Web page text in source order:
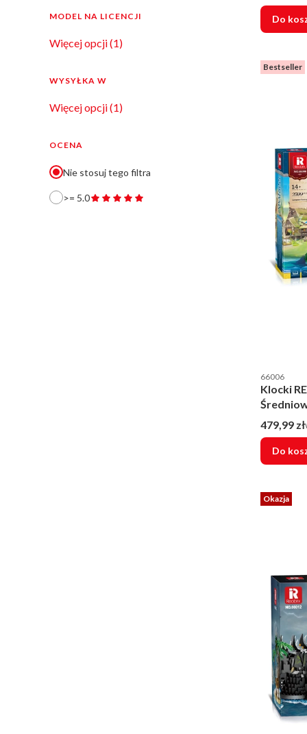
MODEL NA LICENCJI
Model na licencji
Więcej opcji (1)
WYSYŁKA W
Wysyłka w
Więcej opcji (1)
OCENA
Nie stosuj tego filtra
>= 5.0
Do
Bestseller
Kod
66006
Klocki
(2599
Cena
479,99 zł
Do
Okazja